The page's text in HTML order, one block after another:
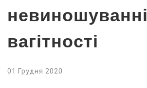
невиношуванні
вагітності
01 Грудня 2020